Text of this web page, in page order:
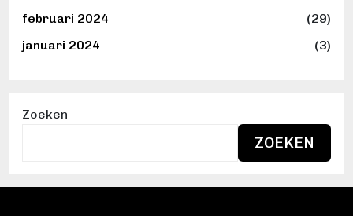
februari 2024
(29)
januari 2024
(3)
Zoeken
ZOEKEN